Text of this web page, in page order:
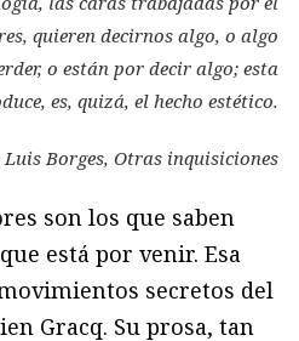
quieren decirnos algo, o algo
o están por decir algo; esta
es, quizá, el hecho estético.
Luis Borges, Otras inquisiciones
son los que saben
está por venir. Esa
secretos del
Gracq. Su prosa, tan